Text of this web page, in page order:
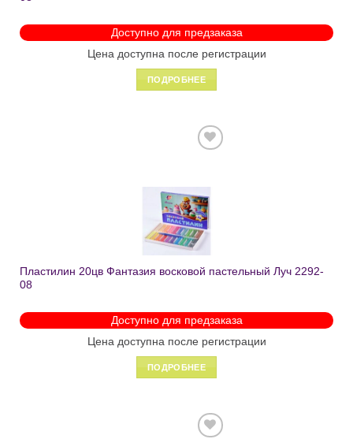
Доступно для предзаказа
Цена доступна после регистрации
ПОДРОБНЕЕ
Пластилин 20цв Фантазия восковой пастельный Луч 2292-
08
Доступно для предзаказа
Цена доступна после регистрации
ПОДРОБНЕЕ